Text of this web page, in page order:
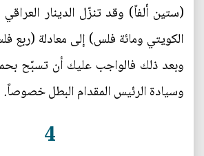
(ستين ألفاً) وقد تنزّل الدينار العراقي
الكويتي ومائة فلس) إلى معادلة (ربع
وبعد ذلك فالواجب عليك أن تسبّح
وسيادة الرئيس المقدام البطل خصوصاً.
4